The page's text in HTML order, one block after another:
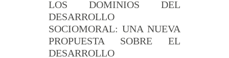
LOS DOMINIOS DEL
DESARROLLO
SOCIOMORAL: UNA NUEVA
PROPUESTA SOBRE EL
DESARROLLO